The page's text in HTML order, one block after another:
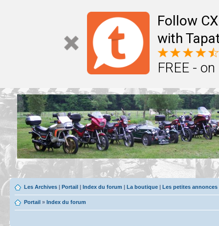
Follow
with
FREE -
Les Archives | Portail | Index du forum | La boutique | Les petites
Portail » Index du forum